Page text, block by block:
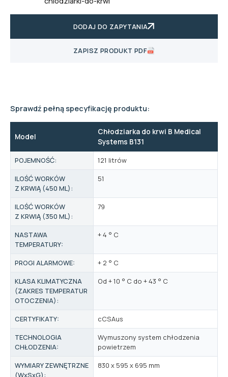
DODAJ DO ZAPYTANIA
ZAPISZ PRODUKT PDF
Sprawdź pełną specyfikację produktu:
Model
Chłodziarka do krwi B Medical
Systems B131
POJEMNOŚĆ:
121 litrów
ILOŚĆ WORKÓW
Z KRWIĄ (450 ML):
51
ILOŚĆ WORKÓW
Z KRWIĄ (350 ML):
79
NASTAWA
TEMPERATURY:
+ 4 ° C
PROGI ALARMOWE:
+ 2 ° C
KLASA KLIMATYCZNA
(ZAKRES TEMPERATUR
OTOCZENIA):
Od + 10 ° C do + 43 ° C
CERTYFIKATY:
cCSAus
TECHNOLOGIA
CHŁODZENIA:
Wymuszony system chłodzenia
powietrzem
WYMIARY ZEWNĘTRZNE
(WxSxG):
830 x 595 x 695 mm